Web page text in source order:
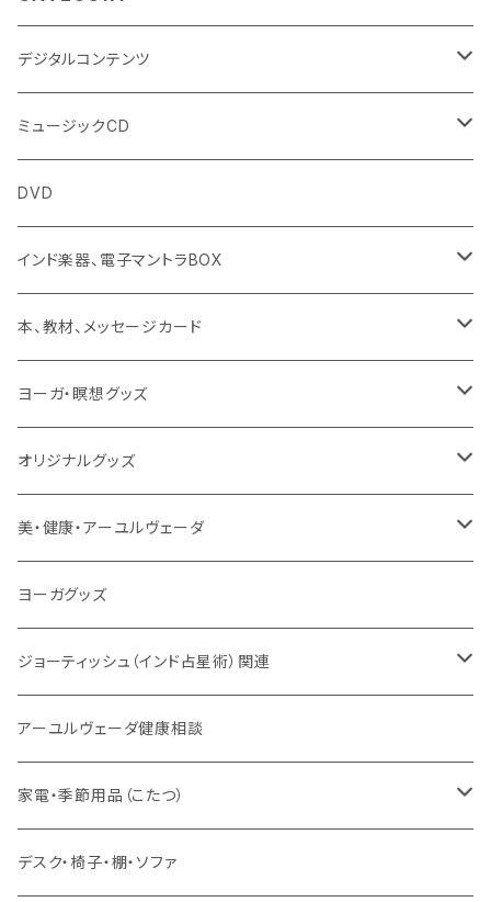
デジタルコンテンツ
チャンティング（マントラ）
ヨーガスートラ（オーディオ版）
ミュージック
動画
本／資料（PDFデータ）
トウドウ作品
ミュージックCD
イミー・ウーイ
般若心経
マントラ（ヴェーダ）
イミー・ウーイ・メッセージ
ヴェーダプラカーシャ・トウドウ
サンスクリット讃歌、叙事詩
インド古典音楽
ほか
DVD
インド楽器、電子マントラBOX
タンブーラ（オンデマンド/海外直送）
電子タンブーラ
マントラBOX
本、教材、メッセージカード
本
ヴェーダプラカーシャ・トウドウ著作
サンスクリット教材
ヨーガ・瞑想グッズ
シンギングボール
チベタンベル、ティンシャ
線香
法具・珠数・神仏象
ヤントラ
宝石
雑貨
オリジナルグッズ
Tシャツ
VEDAヤントラロゴ入り
スマホケース
VEDA CENTER ヤントラロゴ入り
美・健康・アーユルヴェーダ
健康全般/アーユルヴェーダ
ボディケア
ヘアケア
オーガニック・アーユルヴェーダ
ヨーガ / 瞑想
毎日の生活目的
ヨーガグッズ
ジョーティッシュ（インド占星術）関連
総合相談
３問コース
５問コース
相性診断
長期予測
アーユルヴェーダ健康相談
家電・季節用品（こたつ）
季節・空調家電
デスク・椅子・棚・ソファ